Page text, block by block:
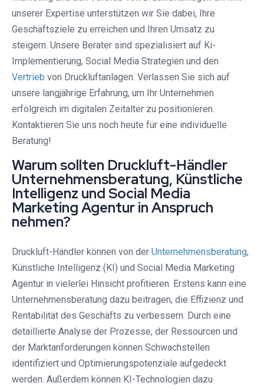
unserer Expertise unterstützen wir Sie dabei, Ihre
Geschäftsziele zu erreichen und Ihren Umsatz zu
steigern. Unsere Berater sind spezialisiert auf Ki-
Implementierung, Social Media Strategien und den
Vertrieb von Druckluftanlagen. Verlassen Sie sich auf
unsere langjährige Erfahrung, um Ihr Unternehmen
erfolgreich im digitalen Zeitalter zu positionieren.
Kontaktieren Sie uns noch heute für eine individuelle
Beratung!
Warum sollten Druckluft-Händler
Unternehmensberatung, Künstliche
Intelligenz und Social Media
Marketing Agentur in Anspruch
nehmen?
Druckluft-Händler können von der Unternehmensberatung,
Künstliche Intelligenz (KI) und Social Media Marketing
Agentur in vielerlei Hinsicht profitieren. Erstens kann eine
Unternehmensberatung dazu beitragen, die Effizienz und
Rentabilität des Geschäfts zu verbessern. Durch eine
detaillierte Analyse der Prozesse, der Ressourcen und
der Marktanforderungen können Schwachstellen
identifiziert und Optimierungspotenziale aufgedeckt
werden. Außerdem können KI-Technologien dazu